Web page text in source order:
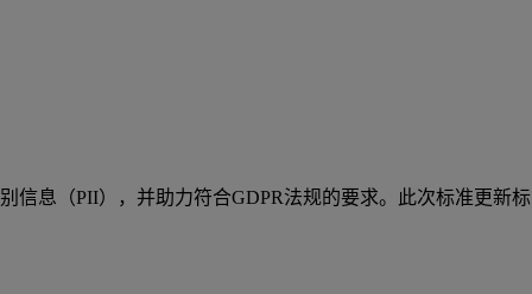
信息（PII），并助力符合GDPR法规的要求。此次标准更新